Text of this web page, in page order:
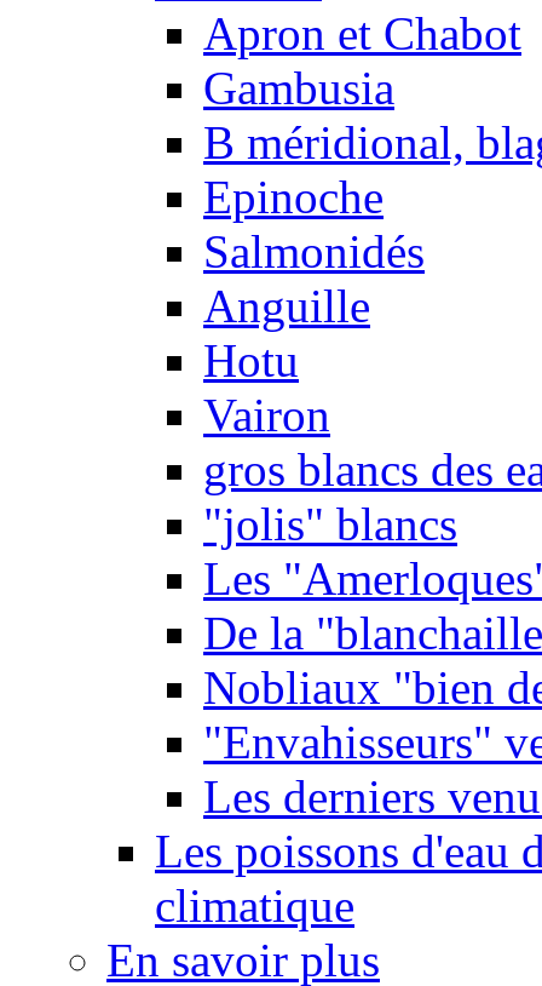
Apron et Chabot
Gambusia
B méridional,
Epinoche
Salmonidés
Anguille
Hotu
Vairon
gros blancs des
"jolis" blancs
Les
De la
Nobliaux "bien
"Envahisseurs"
Les derniers
Les poissons d'eau
climatique
En savoir plus